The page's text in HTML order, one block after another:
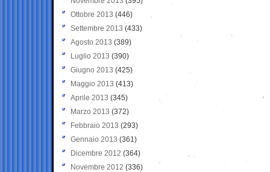
Ottobre 2013 (446)
Settembre 2013 (433)
Agosto 2013 (389)
Luglio 2013 (390)
Giugno 2013 (425)
Maggio 2013 (413)
Aprile 2013 (345)
Marzo 2013 (372)
Febbraio 2013 (293)
Gennaio 2013 (361)
Dicembre 2012 (364)
Novembre 2012 (336)